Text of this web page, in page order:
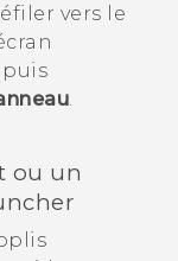
vers le
puis
.
ou un